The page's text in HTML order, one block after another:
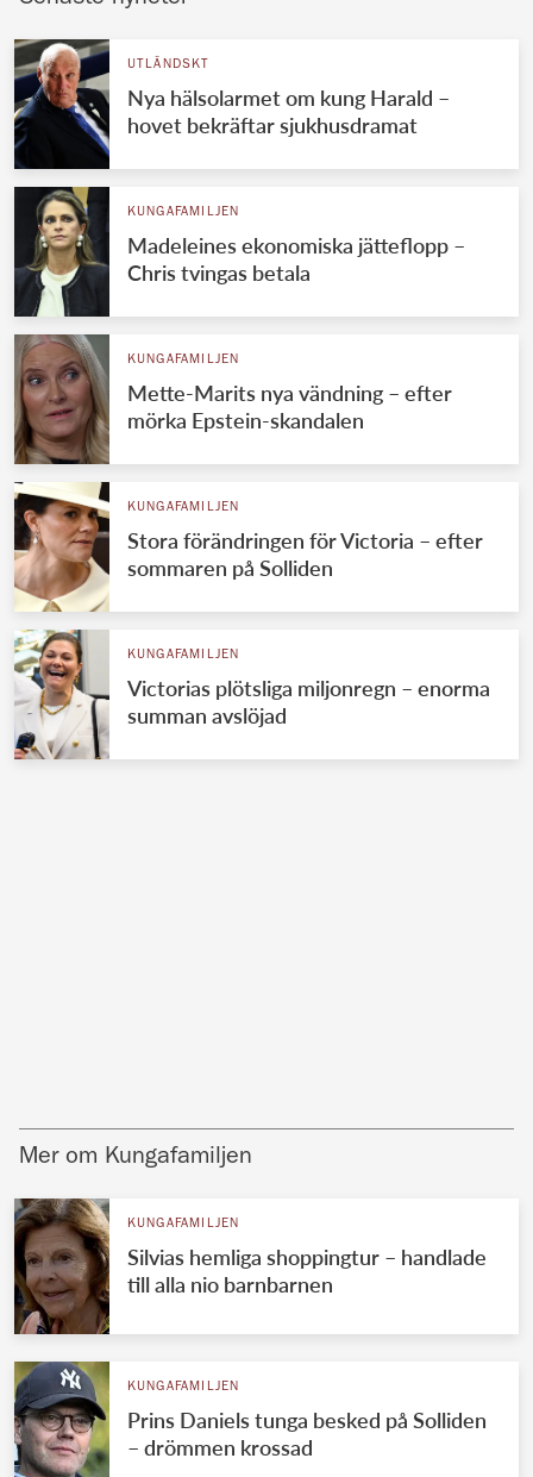
UTLÄNDSKT
Nya hälsolarmet om kung Harald –
hovet bekräftar sjukhusdramat
KUNGAFAMILJEN
Madeleines ekonomiska jätteflopp –
Chris tvingas betala
KUNGAFAMILJEN
Mette-Marits nya vändning – efter
mörka Epstein-skandalen
KUNGAFAMILJEN
Stora förändringen för Victoria – efter
sommaren på Solliden
KUNGAFAMILJEN
Victorias plötsliga miljonregn – enorma
summan avslöjad
Mer om Kungafamiljen
KUNGAFAMILJEN
Silvias hemliga shoppingtur – handlade
till alla nio barnbarnen
KUNGAFAMILJEN
Prins Daniels tunga besked på Solliden
– drömmen krossad